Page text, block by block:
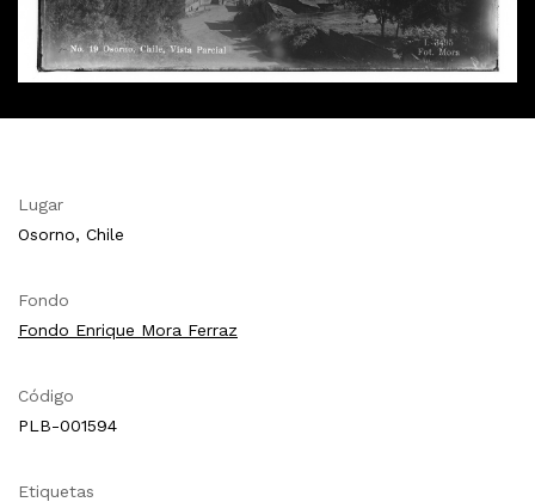
Lugar
Osorno, Chile
Fondo
Fondo Enrique Mora Ferraz
Código
PLB-001594
Etiquetas